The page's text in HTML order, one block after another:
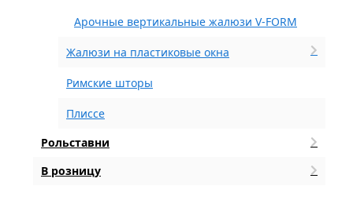
Арочные вертикальные жалюзи V-FORM
Жалюзи на пластиковые окна
Римские шторы
Плиссе
Рольставни
В розницу